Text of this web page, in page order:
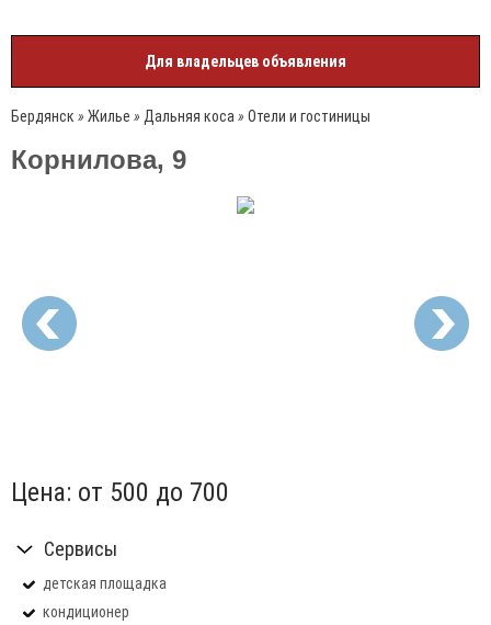
Для владельцев объявления
Бердянск » Жилье » Дальняя коса » Отели и гостиницы
Корнилова, 9
Цена: от 500 до 700
Сервисы
детская площадка
кондиционер